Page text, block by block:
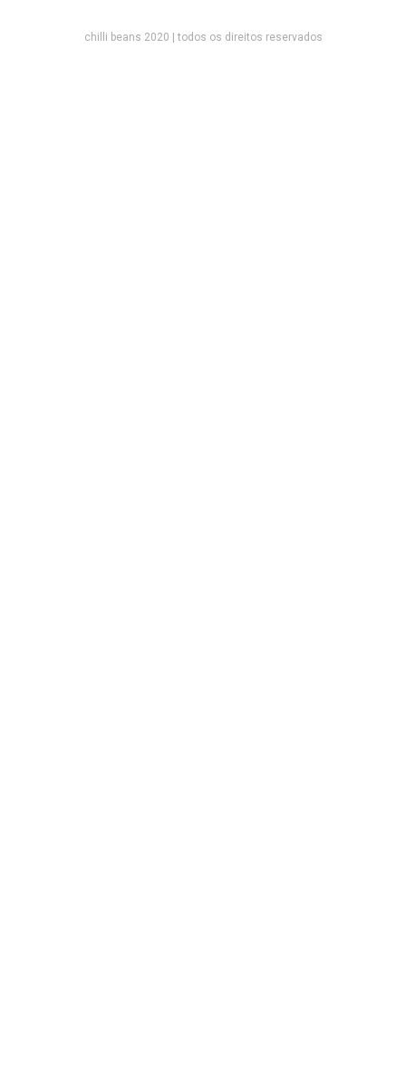
chilli beans 2020 | todos os direitos reservados